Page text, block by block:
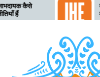
दो पूर्व एथलीटों ने
मुकदमा दायर किया